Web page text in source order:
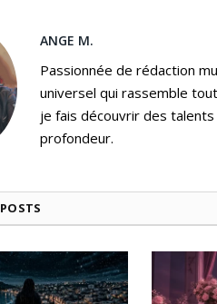
ANGE M.
Passionnée de rédaction
universel qui rassemble
je fais découvrir des
profondeur.
POSTS